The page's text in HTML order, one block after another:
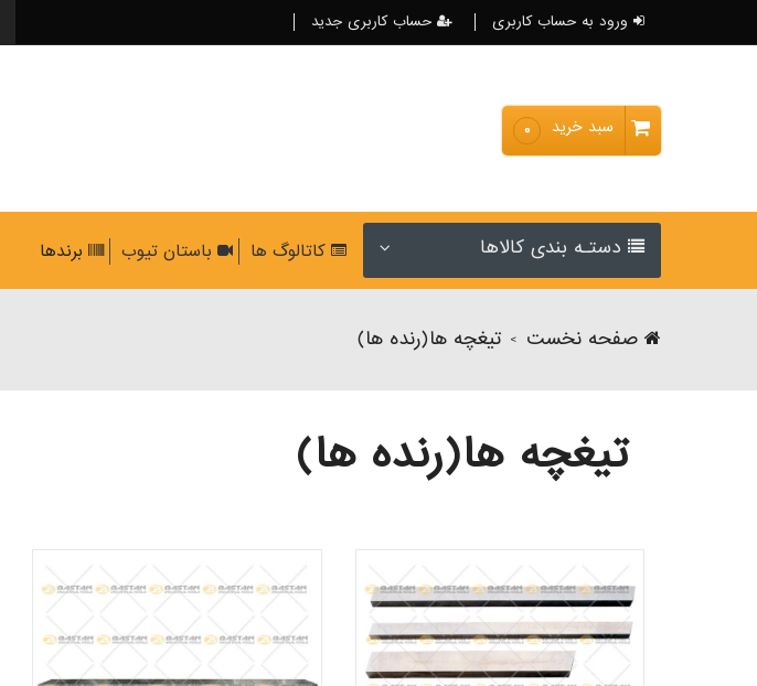
ورود به حساب کاربری حساب کاربری جدید
سبد خرید ۰
دستـه بندی کالاها کاتالوگ ها باستان تیوب برندها
صفحه نخست > تیغچه ها(رنده ها)
تیغچه ها(رنده ها)